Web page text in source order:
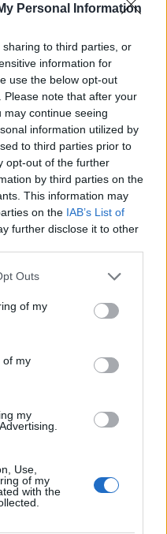
Personal Information
to third parties, or
information for
use the below opt-out
note that after your
continue seeing
information utilized by
to third parties prior to
opt-out of the further
by third parties on the
This information may
on the IAB’s List of
further disclose it to other
Outs
of my
of my
my
Use,
of my
with the
il quale
in
lo fa